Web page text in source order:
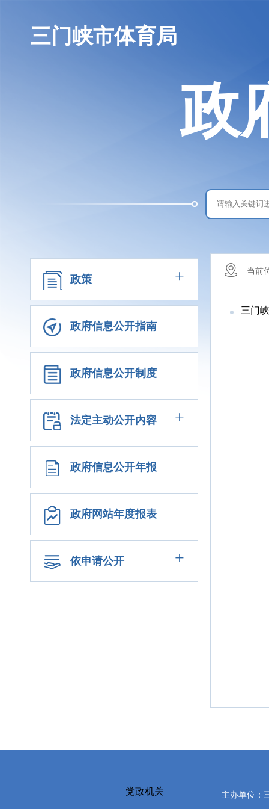
三门峡市体育局
政
政策 +
政府信息公开指南
政府信息公开制度
法定主动公开内容 +
政府信息公开年报
政府网站年度报表
依申请公开 +
当前
三门
党政机关 主办单位